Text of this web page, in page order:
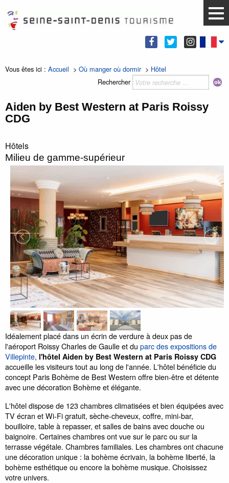
Vous êtes ici : Accueil > Où manger où dormir> Hôtel
Rechercher
Aiden by Best Western at Paris Roissy
CDG
Hôtels
Milieu de gamme-supérieur
Idéalement placé dans un écrin de verdure à deux pas de
l'aéroport Roissy Charles de Gaulle et du parc des expositions de
Villepinte, l'hôtel Aiden by Best Western at Paris Roissy CDG
accueille les visiteurs tout au long de l'année. L'hôtel bénéficie du
concept Paris Bohème de Best Western offre bien-être et détente
avec une décoration Bohème et élégante.
L'hôtel dispose de 123 chambres climatisées et bien équipées avec
TV écran et Wi-Fi gratuit, sèche-cheveux, coffre, mini-bar,
bouilloire, table à repasser, et salles de bains avec douche ou
baignoire. Certaines chambres ont vue sur le parc ou sur la
terrasse végétale. Chambres familiales. Les chambres ont chacune
une décoration unique : la bohème écrivain, la bohème liberté, la
bohème esthétique ou encore la bohème musique. Choisissez
votre univers.